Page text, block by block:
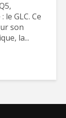
GLC. Ce
son
la...